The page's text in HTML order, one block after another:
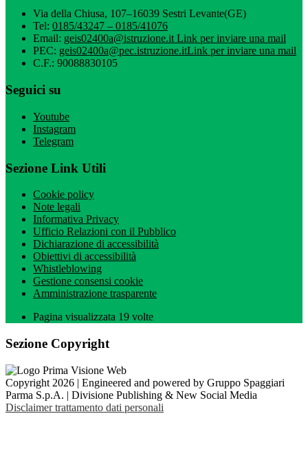
Via della Chiusa, 107–16039 Sestri Levante(GE)
Tel: 0185/43247 – 0185/41076
Email: geis02400a@istruzione.itLink per inviare una mail
PEC: geis02400a@pec.istruzione.itLink per inviare una mail
C.F.: 90088830105
Seguici su
Youtube
Instagram
Telegram
Sezione Link Utili
Cookie policy
Note legali
Informativa Privacy
Ufficio Relazioni con il Pubblico
Dichiarazione di accessibilità
Obiettivi di accessibilità
Whistleblowing
Gestione consensi cookie
Amministrazione trasparente
Pagina visualizzata 19 volte
Sezione Copyright
Copyright 2026 | Engineered and powered by Gruppo Spaggiari
Parma S.p.A. | Divisione Publishing & New Social Media
Disclaimer trattamento dati personali